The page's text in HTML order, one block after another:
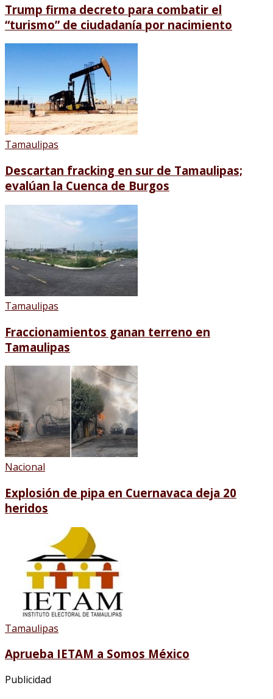
Trump firma decreto para combatir el
“turismo” de ciudadanía por nacimiento
Tamaulipas
Descartan fracking en sur de Tamaulipas;
evalúan la Cuenca de Burgos
Tamaulipas
Fraccionamientos ganan terreno en
Tamaulipas
Nacional
Explosión de pipa en Cuernavaca deja 20
heridos
Tamaulipas
Aprueba IETAM a Somos México
Publicidad